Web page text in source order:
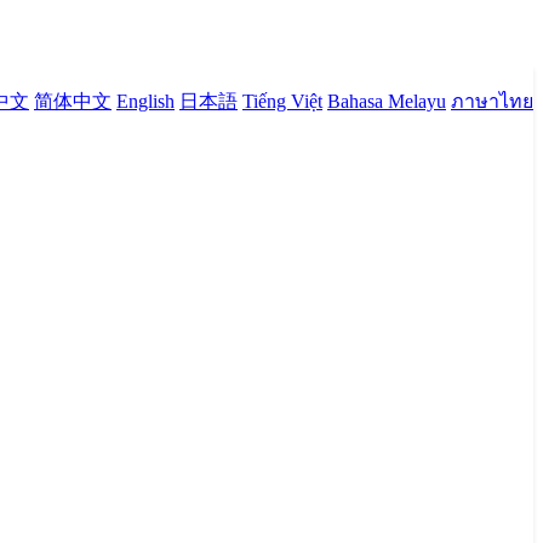
文 简体中文 English 日本語 Tiếng Việt Bahasa Melayu ภาษาไทย